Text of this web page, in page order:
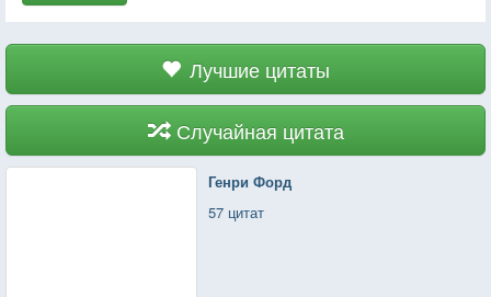
Лучшие цитаты
Случайная цитата
Генри Форд
57 цитат